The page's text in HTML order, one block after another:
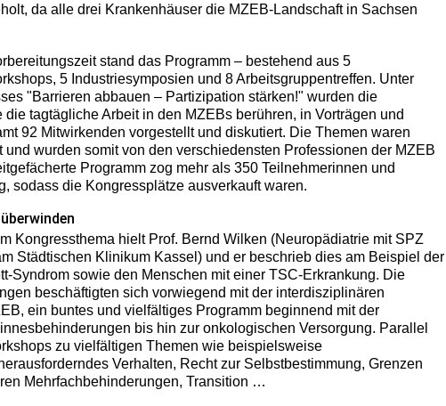
da alle drei Krankenhäuser die MZEB-Landschaft in Sachsen
stand das Programm – bestehend aus 5
5 Industriesymposien und 8 Arbeitsgruppentreffen. Unter
"Barrieren abbauen – Partizipation stärken!" wurden die
tagtägliche Arbeit in den MZEBs berühren, in Vorträgen und
92 Mitwirkenden vorgestellt und diskutiert. Die Themen waren
wurden somit von den verschiedensten Professionen der MZEB
Programm zog mehr als 350 Teilnehmerinnen und
sodass die Kongressplätze ausverkauft waren.
Kongressthema hielt Prof. Bernd Wilken (Neuropädiatrie mit SPZ
Städtischen Klinikum Kassel) und er beschrieb dies am Beispiel der
Syndrom sowie den Menschen mit einer TSC-Erkrankung. Die
beschäftigten sich vorwiegend mit der interdisziplinären
ein buntes und vielfältiges Programm beginnend mit der
bis hin zur onkologischen Versorgung. Parallel
zu vielfältigen Themen wie beispielsweise
Verhalten, Recht zur Selbstbestimmung, Grenzen
Mehrfachbehinderungen, Transition …